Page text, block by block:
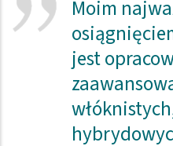
Moim
jest